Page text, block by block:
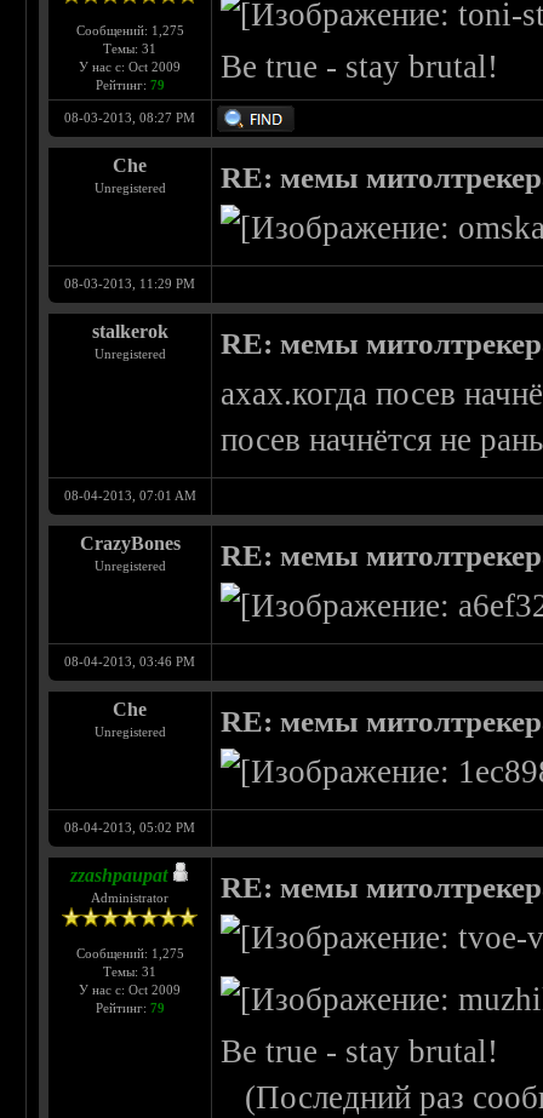
Сообщений: 1,275
Темы: 31
У нас с: Oct 2009
Рейтинг: 79 Be true - stay brutal!
08-03-2013, 08:27 PM
Che
Unregistered RE: мемы
08-03-2013, 11:29 PM
stalkerok
Unregistered RE: мемы
ахах.когда посев
посев начнётся не
08-04-2013, 07:01 AM
CrazyBones
Unregistered RE: мемы
08-04-2013, 03:46 PM
Che
Unregistered RE: мемы
08-04-2013, 05:02 PM
zzashpaupat
Administrator
Сообщений: 1,275
Темы: 31
У нас с: Oct 2009
Рейтинг: 79
RE: мемы
Be true - stay brutal!
(Последний раз